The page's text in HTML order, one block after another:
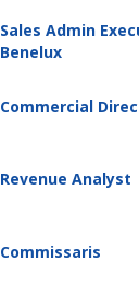
Sales Admin
Benelux
Commercial
Revenue Analyst
Commissaris